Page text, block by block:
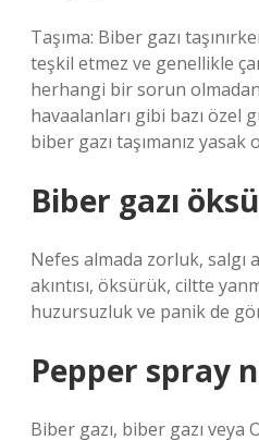
Taşıma: Biber gazı
teşkil etmez ve genellikle
herhangi bir sorun
havaalanları gibi bazı özel
biber gazı taşımanız yasak
Biber gazı
Nefes almada zorluk, salgı
akıntısı, öksürük, ciltte
huzursuzluk ve panik de
Pepper spray
Biber gazı, biber gazı veya